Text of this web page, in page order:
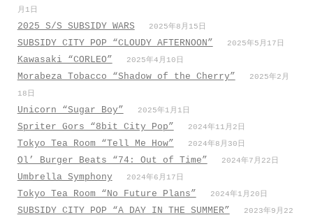
月1日
2025 S/S SUBSIDY WARS 2025年8月15日
SUBSIDY CITY POP “CLOUDY AFTERNOON” 2025年5月17日
Kawasaki “CORLEO” 2025年4月10日
Morabeza Tobacco “Shadow of the Cherry”
2025年2月
18日
Unicorn “Sugar Boy” 2025年1月1日
Spriter Gors “8bit City Pop” 2024年11月2日
Tokyo Tea Room “Tell Me How” 2024年8月30日
Ol’ Burger Beats “74: Out of Time” 2024年7月22日
Umbrella Symphony 2024年6月17日
Tokyo Tea Room “No Future Plans” 2024年1月20日
SUBSIDY CITY POP “A DAY IN THE SUMMER”
2023年9月22